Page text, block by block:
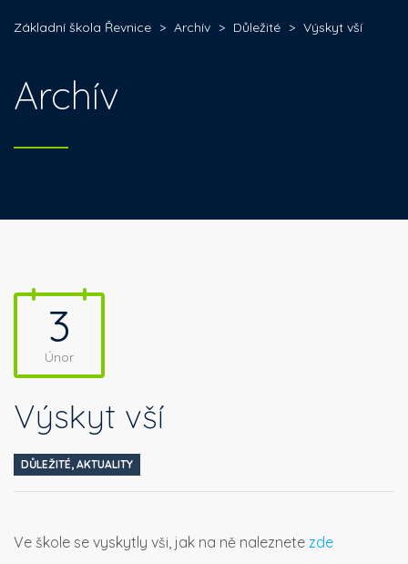
Základní škola Řevnice > Archív > Důležité > Výskyt vší
Archív
3
Únor
Výskyt vší
DŮLEŽITÉ, AKTUALITY
Ve škole se vyskytly vši, jak na ně naleznete zde